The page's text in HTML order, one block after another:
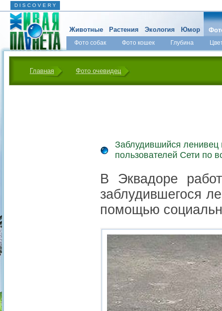
D I S C O V E R Y
Животные Растения Экология Юмор
Фото собак Фото кошек Глубина
Главная Фото очевидец
Заблудившийся ленивец
пользователей Сети по
В Эквадоре
заблудившегося
помощью